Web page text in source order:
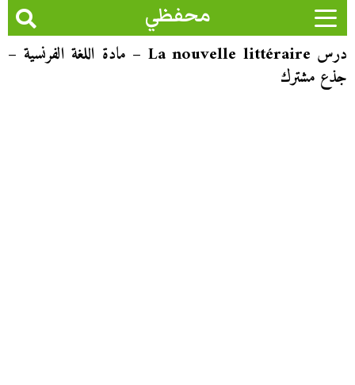
محفظي
درس La nouvelle littéraire – مادة اللغة الفرنسية –
جذع مشترك